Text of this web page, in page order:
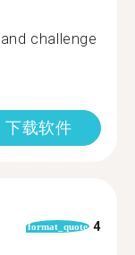
challenge
下载软件
format_quote 4